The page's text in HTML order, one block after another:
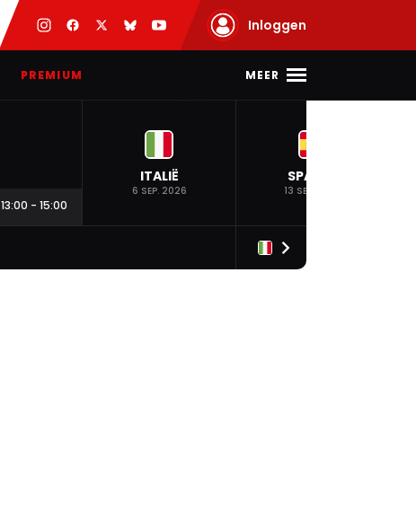
Inloggen
PREMIUM MEER
13:00 - 15:00
ITALIË
6 SEP. 2026
SPANJE
13 SEP. 2026